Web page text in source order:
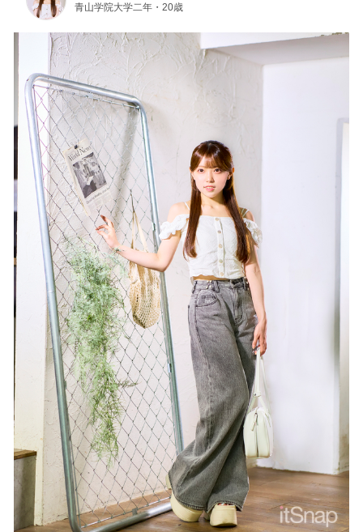
青山学院大学二年・20歳